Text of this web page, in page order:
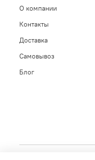
О компании
Контакты
Доставка
Самовывоз
Блог